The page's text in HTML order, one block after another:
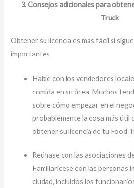
3. Consejos adicionales para
Truck
Obtener su licencia es más fácil si
importantes.
Hable con los vendedores
comida en su área. Muchos
sobre cómo empezar en el
probablemente la cosa más útil
obtener su licencia de tu Food
Reúnase con las asociaciones
Familiarícese con las personas
ciudad, incluidos los